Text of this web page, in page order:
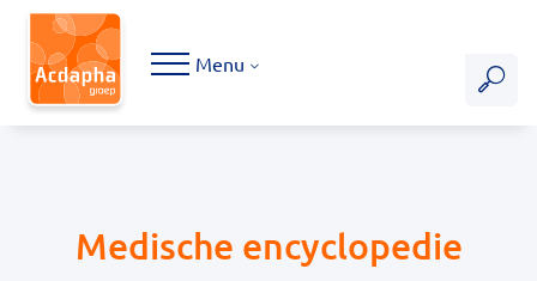
Hoofdmenu
Menu
Medische encyclopedie